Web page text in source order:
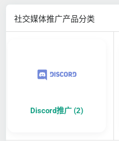
社交媒体推广产品分类
Discord推广 (2)